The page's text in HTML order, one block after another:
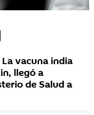
vacuna india
llegó a
de Salud a